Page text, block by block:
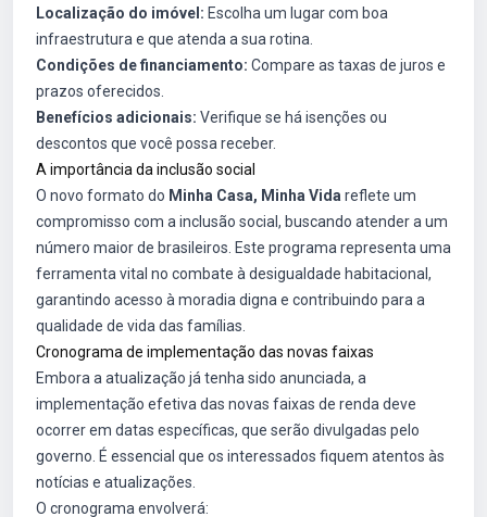
Localização do imóvel: Escolha um lugar com boa
infraestrutura e que atenda a sua rotina.
Condições de financiamento: Compare as taxas de juros e
prazos oferecidos.
Benefícios adicionais: Verifique se há isenções ou
descontos que você possa receber.
A importância da inclusão social
O novo formato do Minha Casa, Minha Vida reflete um
compromisso com a inclusão social, buscando atender a um
número maior de brasileiros. Este programa representa uma
ferramenta vital no combate à desigualdade habitacional,
garantindo acesso à moradia digna e contribuindo para a
qualidade de vida das famílias.
Cronograma de implementação das novas faixas
Embora a atualização já tenha sido anunciada, a
implementação efetiva das novas faixas de renda deve
ocorrer em datas específicas, que serão divulgadas pelo
governo. É essencial que os interessados fiquem atentos às
notícias e atualizações.
O cronograma envolverá: